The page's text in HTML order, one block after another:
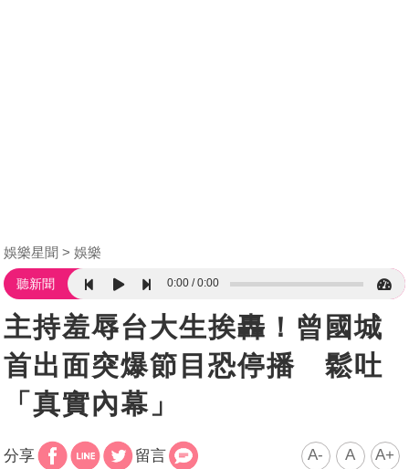
娛樂星聞 娛樂
聽新聞 0:00 0:00
主持羞辱台大生挨轟！曾國城
首出面突爆節目恐停播 鬆吐
「真實內幕」
分享 留言 A- A A+